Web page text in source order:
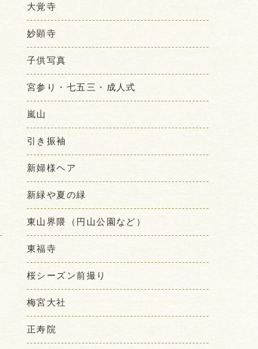
大覚寺
妙顕寺
子供写真
宮参り・七五三・成人式
嵐山
引き振袖
新婦様ヘア
新緑や夏の緑
東山界隈（円山公園など）
東福寺
桜シーズン前撮り
梅宮大社
正寿院